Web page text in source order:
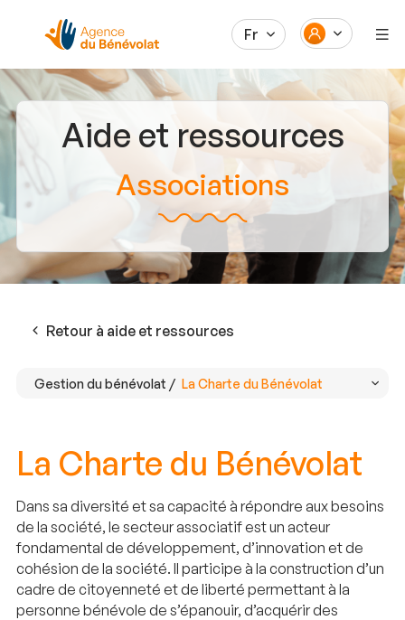
Fr
Aide et ressources
Associations
Retour à aide et ressources
Gestion du bénévolat / La Charte du Bénévolat
La Charte du Bénévolat
Dans sa diversité et sa capacité à répondre aux besoins
de la société, le secteur associatif est un acteur
fondamental de développement, d’innovation et de
cohésion de la société. Il participe à la construction d’un
cadre de citoyenneté et de liberté permettant à la
personne bénévole de s’épanouir, d’acquérir des